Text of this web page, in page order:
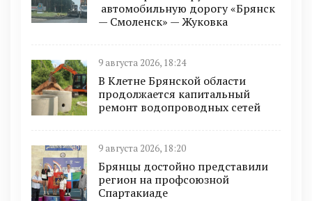
автомобильную дорогу «Брянск
— Смоленск» — Жуковка
9 августа 2026, 18:24
В Клетне Брянской области
продолжается капитальный
ремонт водопроводных сетей
9 августа 2026, 18:20
Брянцы достойно представили
регион на профсоюзной
Спартакиаде